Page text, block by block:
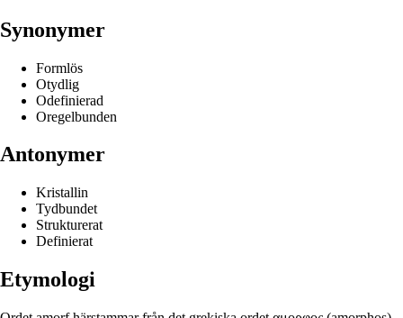
Synonymer
Formlös
Otydlig
Odefinierad
Oregelbunden
Antonymer
Kristallin
Tydbundet
Strukturerat
Definierat
Etymologi